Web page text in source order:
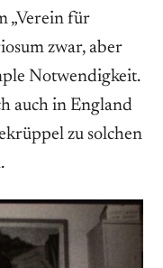
„Verein für
zwar, aber
Notwendigkeit.
auch in England
zu solchen